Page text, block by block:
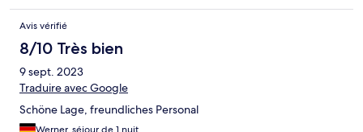
Avis vérifié
8/10 Très bien
9 sept. 2023
Traduire avec Google
Schöne Lage, freundliches Personal